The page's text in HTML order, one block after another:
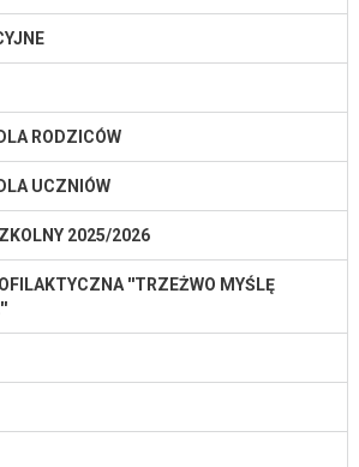
RODZICÓW
UCZNIÓW
2025/2026
''TRZEŻWO MYŚLĘ